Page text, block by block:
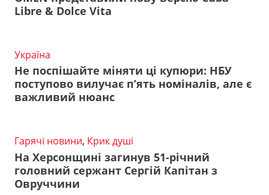
Libre & Dolce Vita
Україна
Не поспішайте міняти ці купюри: НБУ
поступово вилучає п’ять номіналів, але є
важливий нюанс
Гарячі новини, Крик душі
На Херсонщині загинув 51-річний
головний сержант Сергій Капітан з
Овруччини